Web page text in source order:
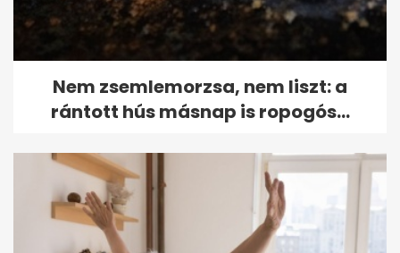
Nem zsemlemorzsa, nem liszt: a
rántott hús másnap is ropogós...